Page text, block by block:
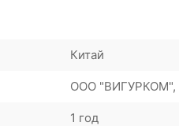
Китай
ООО "ВИГУРКОМ",
1 год